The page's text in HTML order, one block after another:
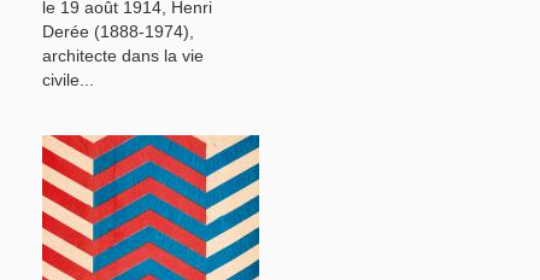
le 19 août 1914, Henri
Derée (1888-1974),
architecte dans la vie
civile...